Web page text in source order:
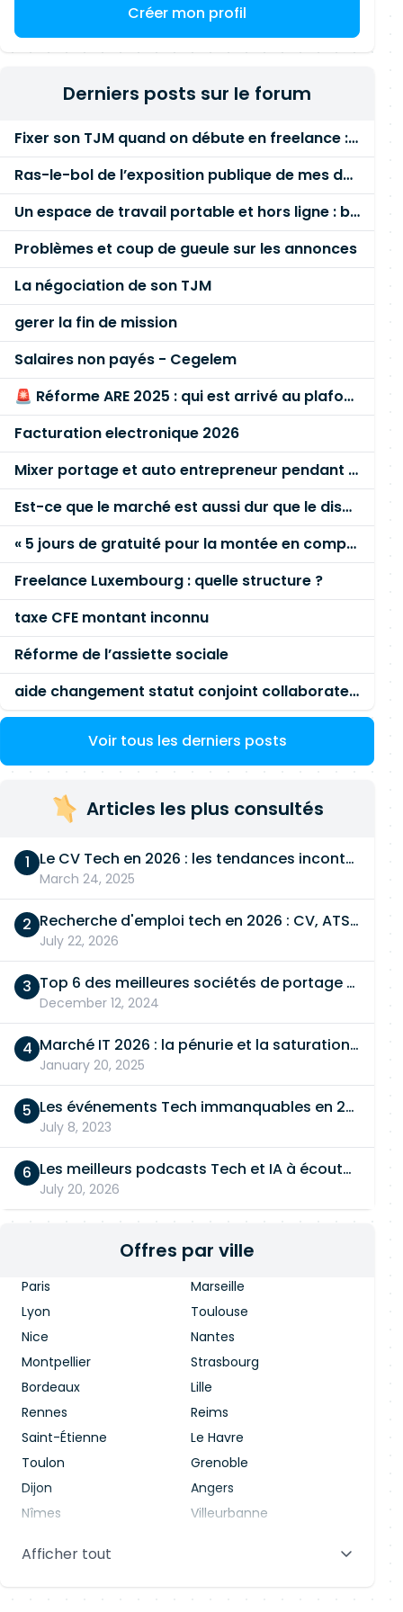
Créer mon profil
Derniers posts sur le forum
Fixer son TJM quand on débute en freelance : la méthode mathématique (et pas au feeling) 🛑
Ras-le-bol de l’exposition publique de mes données personnelles liées à mon entreprise
Un espace de travail portable et hors ligne : besoin réel ou fausse bonne idée ?
Problèmes et coup de gueule sur les annonces
La négociation de son TJM
gerer la fin de mission
Salaires non payés - Cegelem
🚨 Réforme ARE 2025 : qui est arrivé au plafond des 60 % en gardant son entreprise ?
Facturation electronique 2026
Mixer portage et auto entrepreneur pendant des années - quel risque ?
Est-ce que le marché est aussi dur que le disent les commerciaux ?
« 5 jours de gratuité pour la montée en compétence »
Freelance Luxembourg : quelle structure ?
taxe CFE montant inconnu
Réforme de l’assiette sociale
aide changement statut conjoint collaborateur
Voir tous les derniers posts
Articles les plus consultés
Le CV Tech en 2026 : les tendances incontournables
March 24, 2025
Recherche d'emploi tech en 2026 : CV, ATS, entretien… On vous dit tout
July 22, 2026
Top 6 des meilleures sociétés de portage salarial
December 12, 2024
Marché IT 2026 : la pénurie et la saturation, en même temps
January 20, 2025
Les événements Tech immanquables en 2026
July 8, 2023
Les meilleurs podcasts Tech et IA à écouter en 2026
July 20, 2026
Offres par ville
Paris
Marseille
Lyon
Toulouse
Nice
Nantes
Montpellier
Strasbourg
Bordeaux
Lille
Rennes
Reims
Saint-Étienne
Le Havre
Toulon
Grenoble
Dijon
Angers
Nîmes
Villeurbanne
Aix-en-Provence
Afficher tout